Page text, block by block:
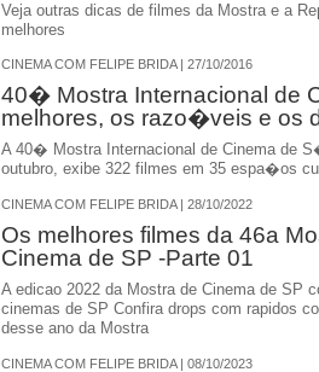
Veja outras dicas de filmes da Mostra e a
melhores
CINEMA COM FELIPE BRIDA | 27/10/2016
40� Mostra Internacional de
melhores, os razo�veis e os
A 40� Mostra Internacional de Cinema de
outubro, exibe 322 filmes em 35 espa�os
CINEMA COM FELIPE BRIDA | 28/10/2022
Os melhores filmes da 46a
Cinema de SP -Parte 01
A edicao 2022 da Mostra de Cinema de SP
cinemas de SP Confira drops com rapidos
desse ano da Mostra
CINEMA COM FELIPE BRIDA | 08/10/2023